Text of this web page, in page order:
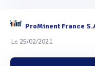
ProMinent France
Le 25/02/2021